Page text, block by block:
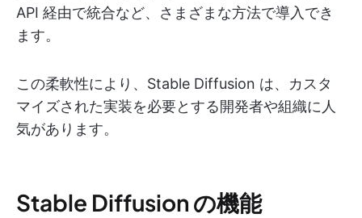
API 経由で統合など、さまざまな方法で導入でき
ます。
この柔軟性により、Stable Diffusion は、カスタ
マイズされた実装を必要とする開発者や組織に人
気があります。
Stable Diffusion の機能